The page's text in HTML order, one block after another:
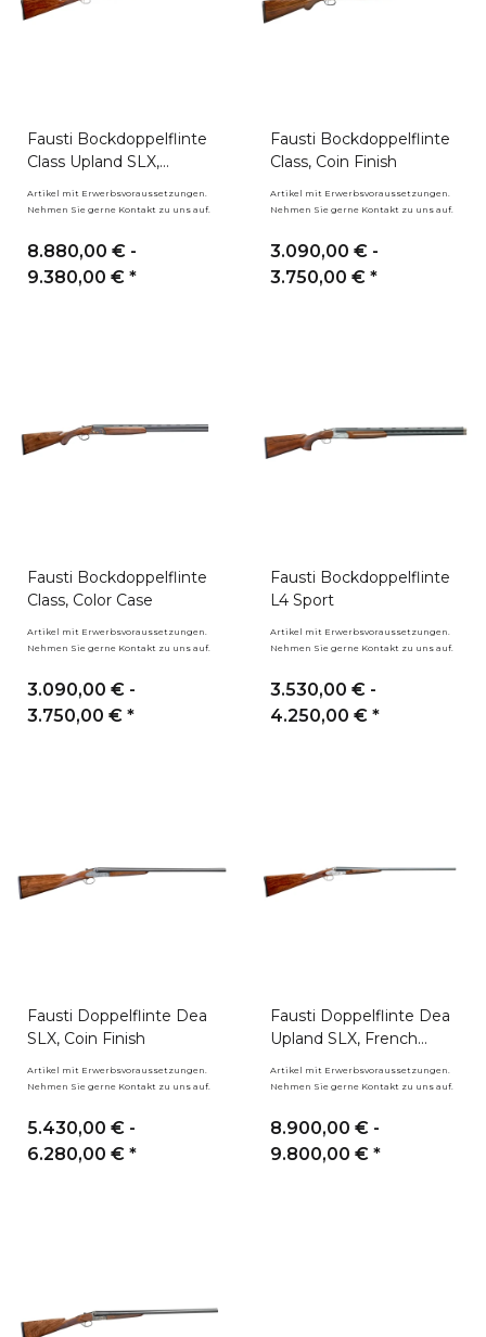
Fausti Bockdoppelflinte
Class Upland SLX,
Artikel mit Erwerbsvoraussetzungen.
Nehmen Sie gerne Kontakt zu uns auf.
8.880,00 € -
9.380,00 € *
Fausti Bockdoppelflinte
Class, Coin Finish
Artikel mit Erwerbsvoraussetzungen.
Nehmen Sie gerne Kontakt zu uns auf.
3.090,00 € -
3.750,00 € *
Fausti Bockdoppelflinte
Class, Color Case
Artikel mit Erwerbsvoraussetzungen.
Nehmen Sie gerne Kontakt zu uns auf.
3.090,00 € -
3.750,00 € *
Fausti Bockdoppelflinte
L4 Sport
Artikel mit Erwerbsvoraussetzungen.
Nehmen Sie gerne Kontakt zu uns auf.
3.530,00 € -
4.250,00 € *
Fausti Doppelflinte Dea
SLX, Coin Finish
Artikel mit Erwerbsvoraussetzungen.
Nehmen Sie gerne Kontakt zu uns auf.
5.430,00 € -
6.280,00 € *
Fausti Doppelflinte Dea
Upland SLX, French
Artikel mit Erwerbsvoraussetzungen.
Nehmen Sie gerne Kontakt zu uns auf.
8.900,00 € -
9.800,00 € *